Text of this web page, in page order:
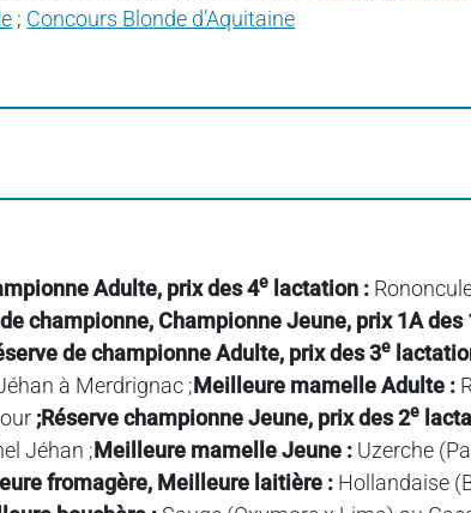
; Concours Blonde d’Aquitaine
Adulte, prix des 4e lactation :
championne, Championne Jeune, prix 1A des
de championne Adulte, prix des 3e
à Merdrignac ;Meilleure mamelle Adulte :
;Réserve championne Jeune, prix des 2e
Jéhan ;Meilleure mamelle Jeune : Uzerche
fromagère, Meilleure laitière : Hollandaise